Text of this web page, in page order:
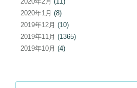
2020年1月 (8)
2019年12月 (10)
2019年11月 (1365)
2019年10月 (4)